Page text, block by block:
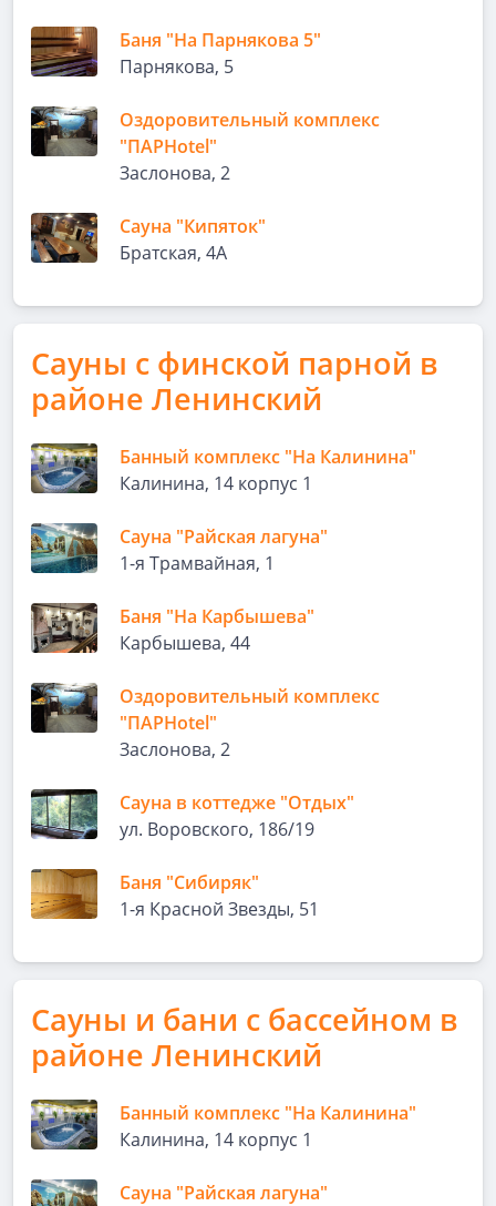
Баня "На Парнякова 5"
Парнякова, 5
Оздоровительный комплекс
"ПАРHotel"
Заслонова, 2
Сауна "Кипяток"
Братская, 4А
Сауны с финской парной в
районе Ленинский
Банный комплекс "На Калинина"
Калинина, 14 корпус 1
Сауна "Райская лагуна"
1-я Трамвайная, 1
Баня "На Карбышева"
Карбышева, 44
Оздоровительный комплекс
"ПАРHotel"
Заслонова, 2
Сауна в коттедже "Отдых"
ул. Воровского, 186/19
Баня "Сибиряк"
1-я Красной Звезды, 51
Сауны и бани с бассейном в
районе Ленинский
Банный комплекс "На Калинина"
Калинина, 14 корпус 1
Сауна "Райская лагуна"